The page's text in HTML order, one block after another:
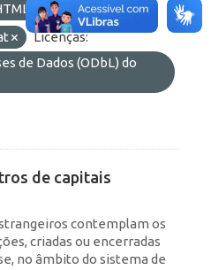
API
Licenças:
de Dados (ODbL) do
de capitais
contemplam os
criadas ou encerradas
no âmbito do sistema de